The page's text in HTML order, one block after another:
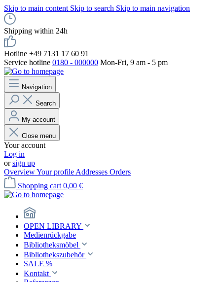
Skip to main content Skip to search Skip to main navigation
Shipping within 24h
Hotline +49 7131 17 60 91
Service hotline 0180 - 000000 Mon-Fri, 9 am - 5 pm
Navigation
Search
My account
Close menu
Your account
Log in
orsign up
OverviewYour profile Addresses Orders
Shopping cart 0,00 €
OPEN LIBRARY
Medienrückgabe
Bibliotheksmöbel
Bibliothekszubehör
SALE %
Kontakt